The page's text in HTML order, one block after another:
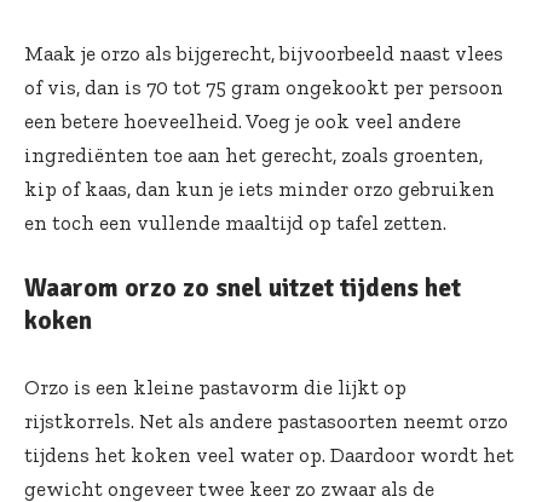
Maak je orzo als bijgerecht, bijvoorbeeld naast vlees
of vis, dan is 70 tot 75 gram ongekookt per persoon
een betere hoeveelheid. Voeg je ook veel andere
ingrediënten toe aan het gerecht, zoals groenten,
kip of kaas, dan kun je iets minder orzo gebruiken
en toch een vullende maaltijd op tafel zetten.
Waarom orzo zo snel uitzet tijdens het
koken
Orzo is een kleine pastavorm die lijkt op
rijstkorrels. Net als andere pastasoorten neemt orzo
tijdens het koken veel water op. Daardoor wordt het
gewicht ongeveer twee keer zo zwaar als de